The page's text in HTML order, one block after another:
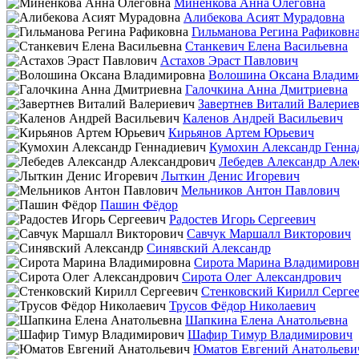
Алибекова Асият Мурадовна
Гильманова Регина Рафиковна
Станкевич Елена Васильевна
Астахов Эраст Павлович
Волошина Оксана
Галочкина Анна Дмитриевна
Завертнев Виталий
Каленов Андрей Васильевич
Кирьянов Артем Юрьевич
Кумохин Александр
Лебедев Александр
Лыткин Денис Игоревич
Мельников Антон Павлович
Пашин Фёдор
Радостев Игорь Сергеевич
Савчук Маршалл Викторович
Синявский Александр
Сирота Марина
Сирота Олег Александрович
Стенковский Кирилл
Трусов Фёдор Николаевич
Шапкина Елена Анатольевна
Шафир Тимур Владимирович
Юматов Евгений